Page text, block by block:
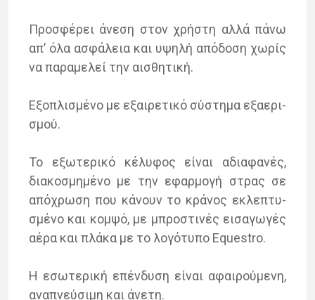
Προ­σφέ­ρει άνε­ση στον χρή­στη αλλά πάνω
απʼ όλα ασφά­λεια και υψη­λή από­δο­ση χω­ρίς
να πα­ρα­με­λεί την αι­σθη­τι­κή.
Εξο­πλι­σμέ­νο με εξαι­ρε­τι­κό σύ­στη­μα εξα­ε­ρι­
σμού.
Το εξω­τε­ρι­κό κέ­λυ­φος εί­ναι αδια­φα­νές,
δια­κο­σμη­μέ­νο με την εφαρ­μο­γή στρας σε
από­χρω­ση που κά­νουν το κρά­νος εκλε­πτυ­
σμέ­νο και κομ­ψό, με μπρο­στι­νές ει­σα­γω­γές
αέρα και πλά­κα με το λο­γό­τυ­πο Equestro.
Η εσω­τε­ρι­κή επέν­δυ­ση εί­ναι αφαι­ρού­με­νη,
ανα­πνεύ­σι­μη και άνε­τη.